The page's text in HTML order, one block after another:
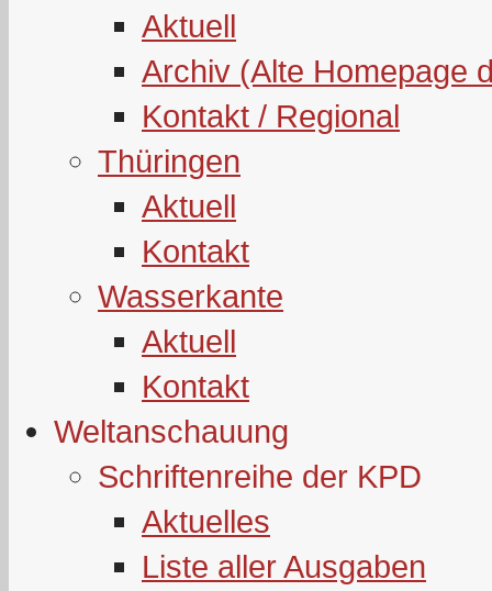
Aktuell
Archiv (Alte Homepage
Kontakt / Regional
Thüringen
Aktuell
Kontakt
Wasserkante
Aktuell
Kontakt
Weltanschauung
Schriftenreihe der KPD
Aktuelles
Liste aller Ausgaben